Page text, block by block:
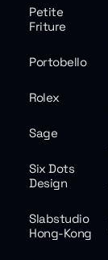
Petite
Friture
Portobello
Rolex
Sage
Six Dots
Design
Slabstudio
Hong-Kong